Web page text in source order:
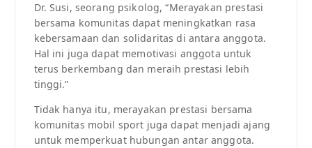
Dr. Susi, seorang psikolog, “Merayakan prestasi
bersama komunitas dapat meningkatkan rasa
kebersamaan dan solidaritas di antara anggota.
Hal ini juga dapat memotivasi anggota untuk
terus berkembang dan meraih prestasi lebih
tinggi.”
Tidak hanya itu, merayakan prestasi bersama
komunitas mobil sport juga dapat menjadi ajang
untuk memperkuat hubungan antar anggota.